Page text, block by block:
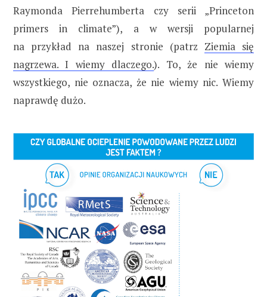
Raymonda Pierrehumberta czy serii „Princeton
primers in climate”), a w wersji popularnej
na przykład na naszej stronie (patrz Ziemia się
nagrzewa. I wiemy dlaczego.). To, że nie wiemy
wszystkiego, nie oznacza, że nie wiemy nic. Wiemy
naprawdę dużo.